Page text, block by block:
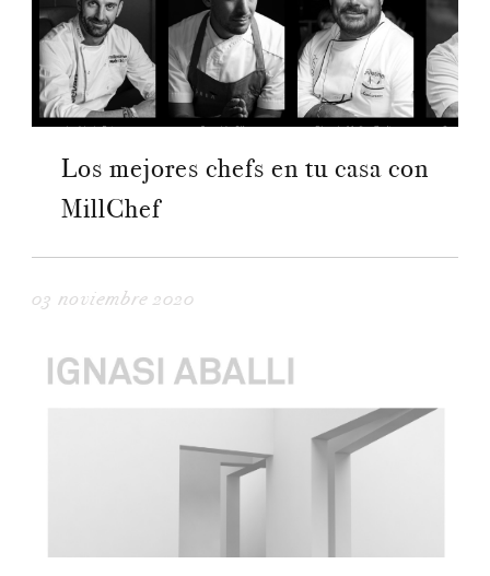
Los mejores chefs en tu casa con
MillChef
03 noviembre 2020